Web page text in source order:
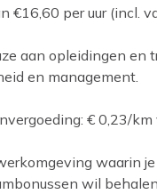
€16,60 per uur (incl.
aan opleidingen
en management.
€ 0,23/
waarin
wil